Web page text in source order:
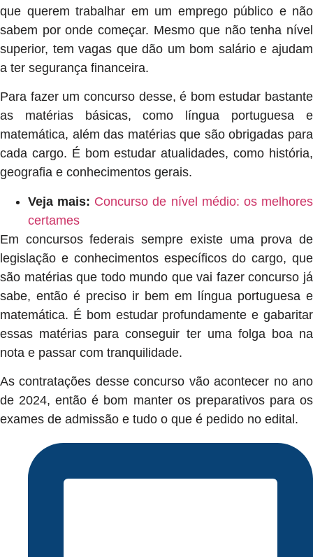
que querem trabalhar em um emprego público e não
sabem por onde começar. Mesmo que não tenha nível
superior, tem vagas que dão um bom salário e ajudam
a ter segurança financeira.
Para fazer um concurso desse, é bom estudar bastante
as matérias básicas, como língua portuguesa e
matemática, além das matérias que são obrigadas para
cada cargo. É bom estudar atualidades, como história,
geografia e conhecimentos gerais.
Veja mais: Concurso de nível médio: os melhores
certames
Em concursos federais sempre existe uma prova de
legislação e conhecimentos específicos do cargo, que
são matérias que todo mundo que vai fazer concurso já
sabe, então é preciso ir bem em língua portuguesa e
matemática. É bom estudar profundamente e gabaritar
essas matérias para conseguir ter uma folga boa na
nota e passar com tranquilidade.
As contratações desse concurso vão acontecer no ano
de 2024, então é bom manter os preparativos para os
exames de admissão e tudo o que é pedido no edital.